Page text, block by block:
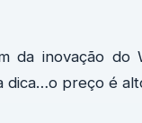
da inovação do
dica…o preço é